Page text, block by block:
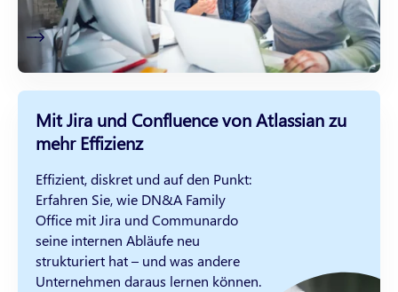
Mit Jira und Confluence von Atlassian zu
mehr Effizienz
Effizient, diskret und auf den Punkt:
Erfahren Sie, wie DN&A Family
Office mit Jira und Communardo
seine internen Abläufe neu
strukturiert hat – und was andere
Unternehmen daraus lernen können.